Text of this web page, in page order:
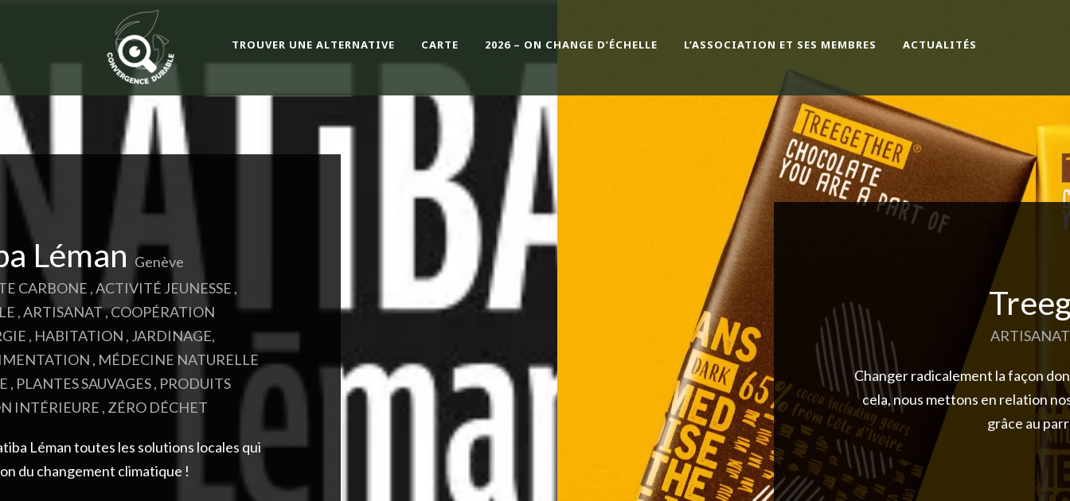
TROUVER UNE ALTERNATIVE CARTE 2026 – ON CHANGE D’ÉCHELLE L’ASSOCIATION ET SES MEMBRES ACTUALITÉS
Léman Genève
CARBONE ,ACTIVITÉ JEUNESSE ,
,ARTISANAT,COOPÉRATION
, HABITATION , JARDINAGE,
, MÉDECINE NATURELLE
, PLANTES SAUVAGES, PRODUITS
INTÉRIEURE , ZÉRO DÉCHET
Léman toutes les solutions locales qui
du changement climatique !
Changer radicalement la façon
cela, nous mettons en relation
grâce au